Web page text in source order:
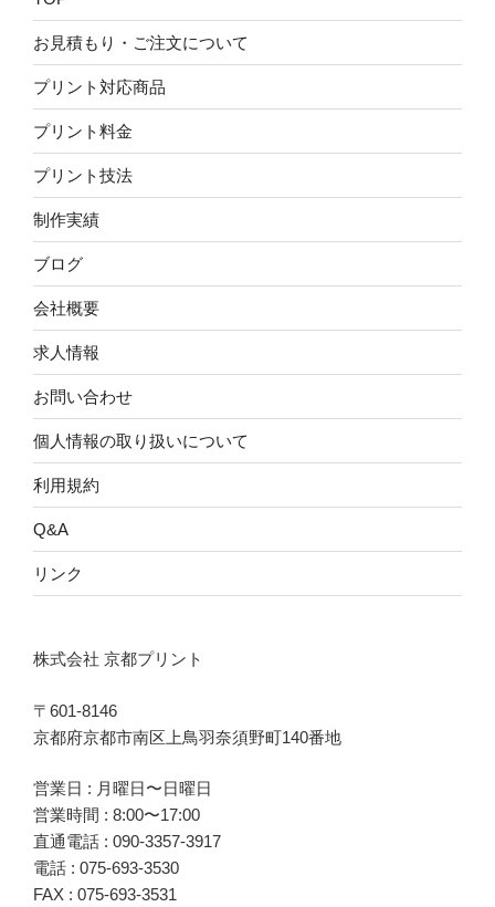
お見積もり・ご注文について
プリント対応商品
プリント料金
プリント技法
制作実績
ブログ
会社概要
求人情報
お問い合わせ
個人情報の取り扱いについて
利用規約
Q&A
リンク
株式会社 京都プリント
〒601-8146
京都府京都市南区上鳥羽奈須野町140番地
営業日 : 月曜日〜日曜日
営業時間 : 8:00〜17:00
直通電話 : 090-3357-3917
電話 : 075-693-3530
FAX : 075-693-3531